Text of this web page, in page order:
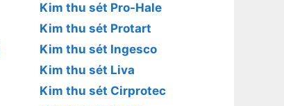
Kim thu sét Pro-Hale
Kim thu sét Protart
Kim thu sét Ingesco
Kim thu sét Liva
Kim thu sét Cirprotec